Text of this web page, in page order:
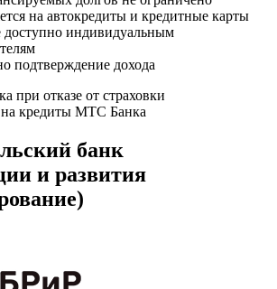
на автокредиты и кредитные карты
индивидуальным
подтверждение дохода
при отказе от страховки
на кредиты МТС Банка
банк
и развития